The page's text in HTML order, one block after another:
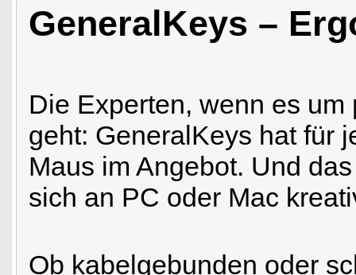
GeneralKeys –
Die Experten, wenn es um
geht: GeneralKeys hat für
Maus im Angebot. Und
sich an PC oder Mac
Ob kabelgebunden oder